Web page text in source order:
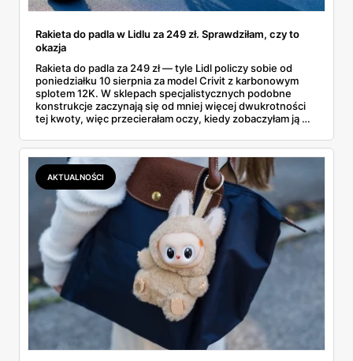
Rakieta do padla w Lidlu za 249 zł. Sprawdziłam, czy to
okazja
Rakieta do padla za 249 zł — tyle Lidl policzy sobie od
poniedziałku 10 sierpnia za model Crivit z karbonowym
splotem 12K. W sklepach specjalistycznych podobne
konstrukcje zaczynają się od mniej więcej dwukrotności
tej kwoty, więc przecierałam oczy, kiedy zobaczyłam ją w
najszybciej rosnący sport w Polsce: kortów przybywa
lawinowo, a chętnych jeszcze szybciej. Sprawdziłam, co
dokładnie dostajemy za te pieniądze i komu taka rakieta
faktycznie wystarczy.
AKTUALNOŚCI